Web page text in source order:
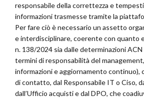
responsabile della correttezza e
informazioni trasmesse tramite la
Per fare ciò è necessario un assetto
e interdisciplinare, coerente con quanto
n. 138/2024 sia dalle determinazioni
termini di responsabilità del
informazioni e aggiornamento continuo),
di contatto, dal Responsabile IT o Ciso,
dall’Ufficio acquisti e dal DPO, che